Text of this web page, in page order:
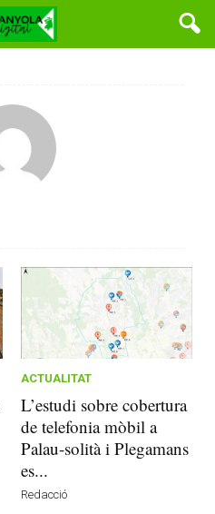
ACTUALITAT
L’estudi sobre cobertura
de telefonia mòbil a
Palau-solità i Plegamans
es...
Redacció